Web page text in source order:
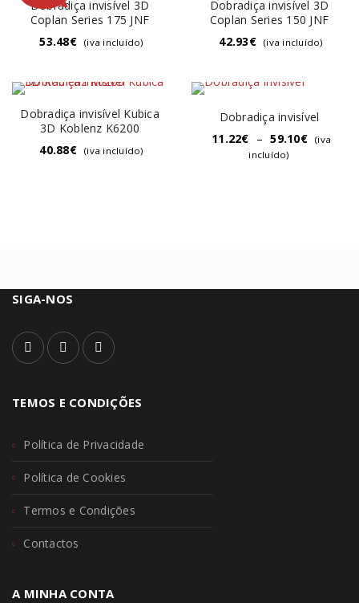
Dobradiça invisível 3D
Coplan Series 175 JNF
53.48€ (iva incluído)
Dobradiça invisível 3D
Coplan Series 150 JNF
42.93€ (iva incluído)
Dobradiça invisível Kubica
3D Koblenz K6200
40.88€ (iva incluído)
Dobradiça invisível
11.22€ – 59.10€
(iva
incluído)
SIGA-NOS
TEMOS E CONDIÇÕES
Política de Privacidade
Política de Cookies
Termos e Condições
Contactos
A MINHA CONTA